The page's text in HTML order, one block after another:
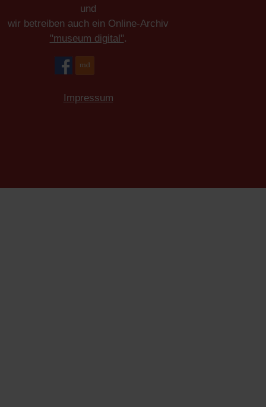
und
wir betreiben auch ein Online-Archiv
"museum digital".
Impressum